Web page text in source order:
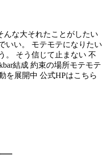
んな大それたことがしたい
いい。 モテモテになりたい
。 そう信じて止まない 不
結成 約束の場所モテモテ
を展開中 公式HPはこちら